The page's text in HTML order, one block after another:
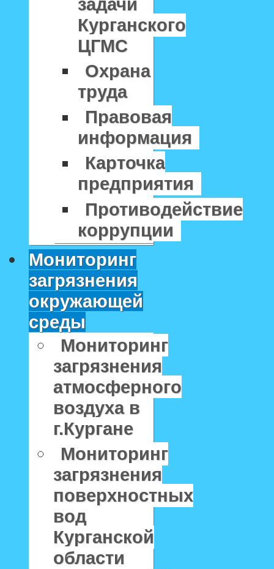
задачи
Курганского
ЦГМС
Охрана
труда
Правовая
информация
Карточка
предприятия
Противодействие
коррупции
Мониторинг
загрязнения
окружающей
среды
Мониторинг
загрязнения
атмосферного
воздуха в
г.Кургане
Мониторинг
загрязнения
поверхностных
вод
Курганской
области